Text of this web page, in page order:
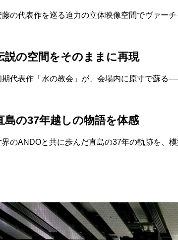
藤の代表作を巡る迫力の立体映像空間でヴァー
説の空間をそのままに再現
期代表作「水の教会」が、会場内に原寸で蘇る
島の37年越しの物語を体感
界のANDOと共に歩んだ直島の37年の軌跡を、